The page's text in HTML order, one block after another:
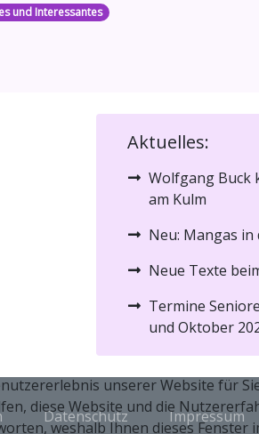
und Interessantes
Aktuelles:
Wolfgang Buck
am Kulm
Neu: Mangas
Neue Texte
Termine
und Oktober
Datenschutz Impressum
unserer Website für
diese Website und die
weshalb Ihnen dieses Fenster